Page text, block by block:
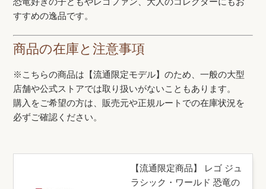
すすめの逸品です。
商品の在庫と注意事項
※こちらの商品は【流通限定モデル】のため、一般の大型
店舗や公式ストアでは取り扱いがないこともあります。
購入をご希望の方は、販売元や正規ルートでの在庫状況を
必ずご確認ください。
【流通限定商品】 レゴ ジュ
ラシック・ワールド 恐竜の